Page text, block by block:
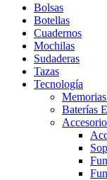
Bolsas
Botellas
Cuadernos
Mochilas
Sudaderas
Tazas
Tecnología
Baterías